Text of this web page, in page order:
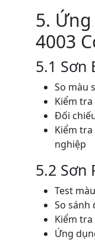
5. Ứng
4003
5.1 Sơn
So màu
Kiểm
Đối
Kiểm
nghiệp
5.2 Sơn
Test
So sánh
Kiểm
Ứng